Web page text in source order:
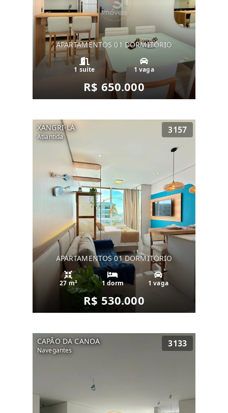
APARTAMENTOS 01 DORMITÓRIO
1 suíte 1 vaga
R$ 650.000
XANGRI-LÁ
Atlantida
3157
APARTAMENTOS 01 DORMITÓRIO
27 m² 1 dorm 1 vaga
R$ 530.000
CAPÃO DA CANOA
Navegantes
3133